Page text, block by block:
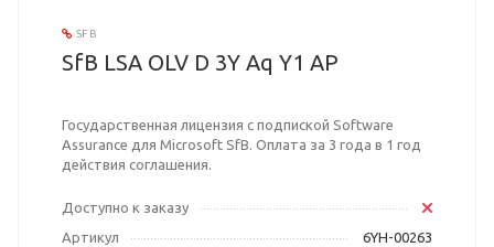
SFB
SfB LSA OLV D 3Y Aq Y1 AP
Государственная лицензия с подпиской Software
Assurance для Microsoft SfB. Оплата за 3 года в 1 год
действия соглашения.
Доступно к заказу
Артикул
6YH-00263